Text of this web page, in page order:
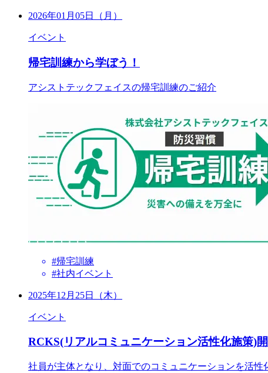
2026年01月05日（月）
イベント
帰宅訓練から学ぼう！
アシストテックフェイスの帰宅訓練のご紹介
#帰宅訓練
#社内イベント
2025年12月25日（木）
イベント
RCKS(リアルコミュニケーション活性化施策)開
社員が主体となり、対面でのコミュニケーションを活